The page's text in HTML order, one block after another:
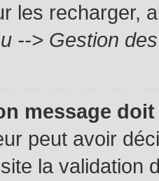
les recharger,
--> Gestion
message
peut avoir
la validation